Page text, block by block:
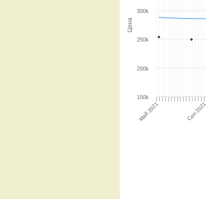
Цена
Май 2021 Сен 2021
150k
200k
250k
300k